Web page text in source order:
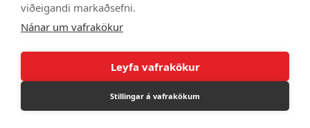
viðeigandi markaðsefni.
Nánar um vafrakökur
Leyfa vafrakökur
Stillingar á vafrakökum
Þurrkublað 12" 300mm